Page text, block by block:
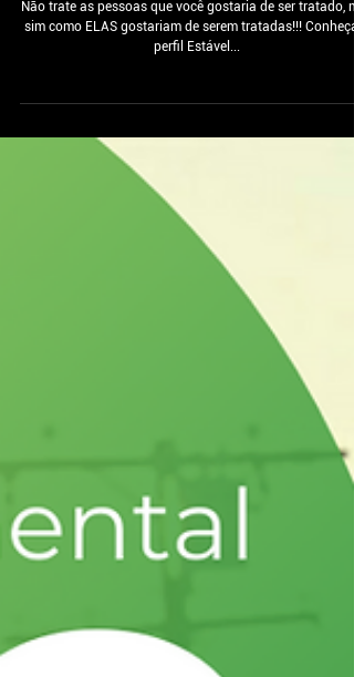
Como reconhecer e interagir o
perfil ESTÁVEL - Perfil
Comportamental DISC #021
sim como ELAS gostariam de serem tratadas!!! Conheça